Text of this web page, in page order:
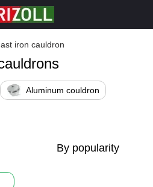
iron cauldron
Aluminum couldron
By popularity